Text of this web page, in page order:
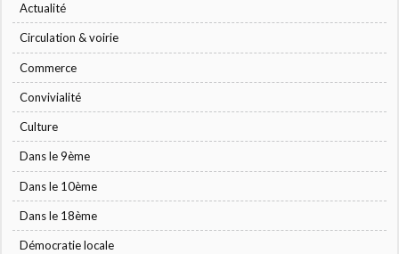
Actualité
Circulation & voirie
Commerce
Convivialité
Culture
Dans le 9ème
Dans le 10ème
Dans le 18ème
Démocratie locale